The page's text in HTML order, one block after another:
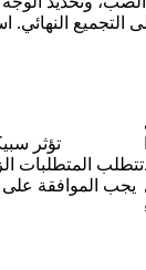
التجميع النهائي.
تؤثر
تتطلب المتطلبات
يجب الموافقة على